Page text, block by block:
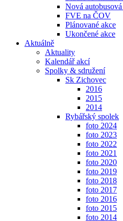
Nová autobusová
FVE na ČOV
Plánované akce
Ukončené akce
Aktuálně
Aktuality
Kalendář akcí
Spolky & sdružení
Sk Zichovec
2016
2015
2014
Rybářský spolek
foto 2024
foto 2023
foto 2022
foto 2021
foto 2020
foto 2019
foto 2018
foto 2017
foto 2016
foto 2015
foto 2014